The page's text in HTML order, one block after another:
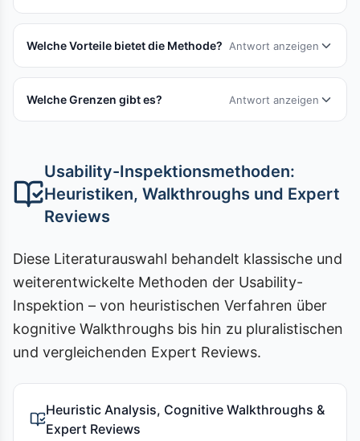
Welche Vorteile bietet die Methode? Antwort anzeigen
Welche Grenzen gibt es? Antwort anzeigen
Usability-Inspektionsmethoden:
Heuristiken, Walkthroughs und Expert
Reviews
Diese Literaturauswahl behandelt klassische und
weiterentwickelte Methoden der Usability-
Inspektion – von heuristischen Verfahren über
kognitive Walkthroughs bis hin zu pluralistischen
und vergleichenden Expert Reviews.
Heuristic Analysis, Cognitive Walkthroughs &
Expert Reviews